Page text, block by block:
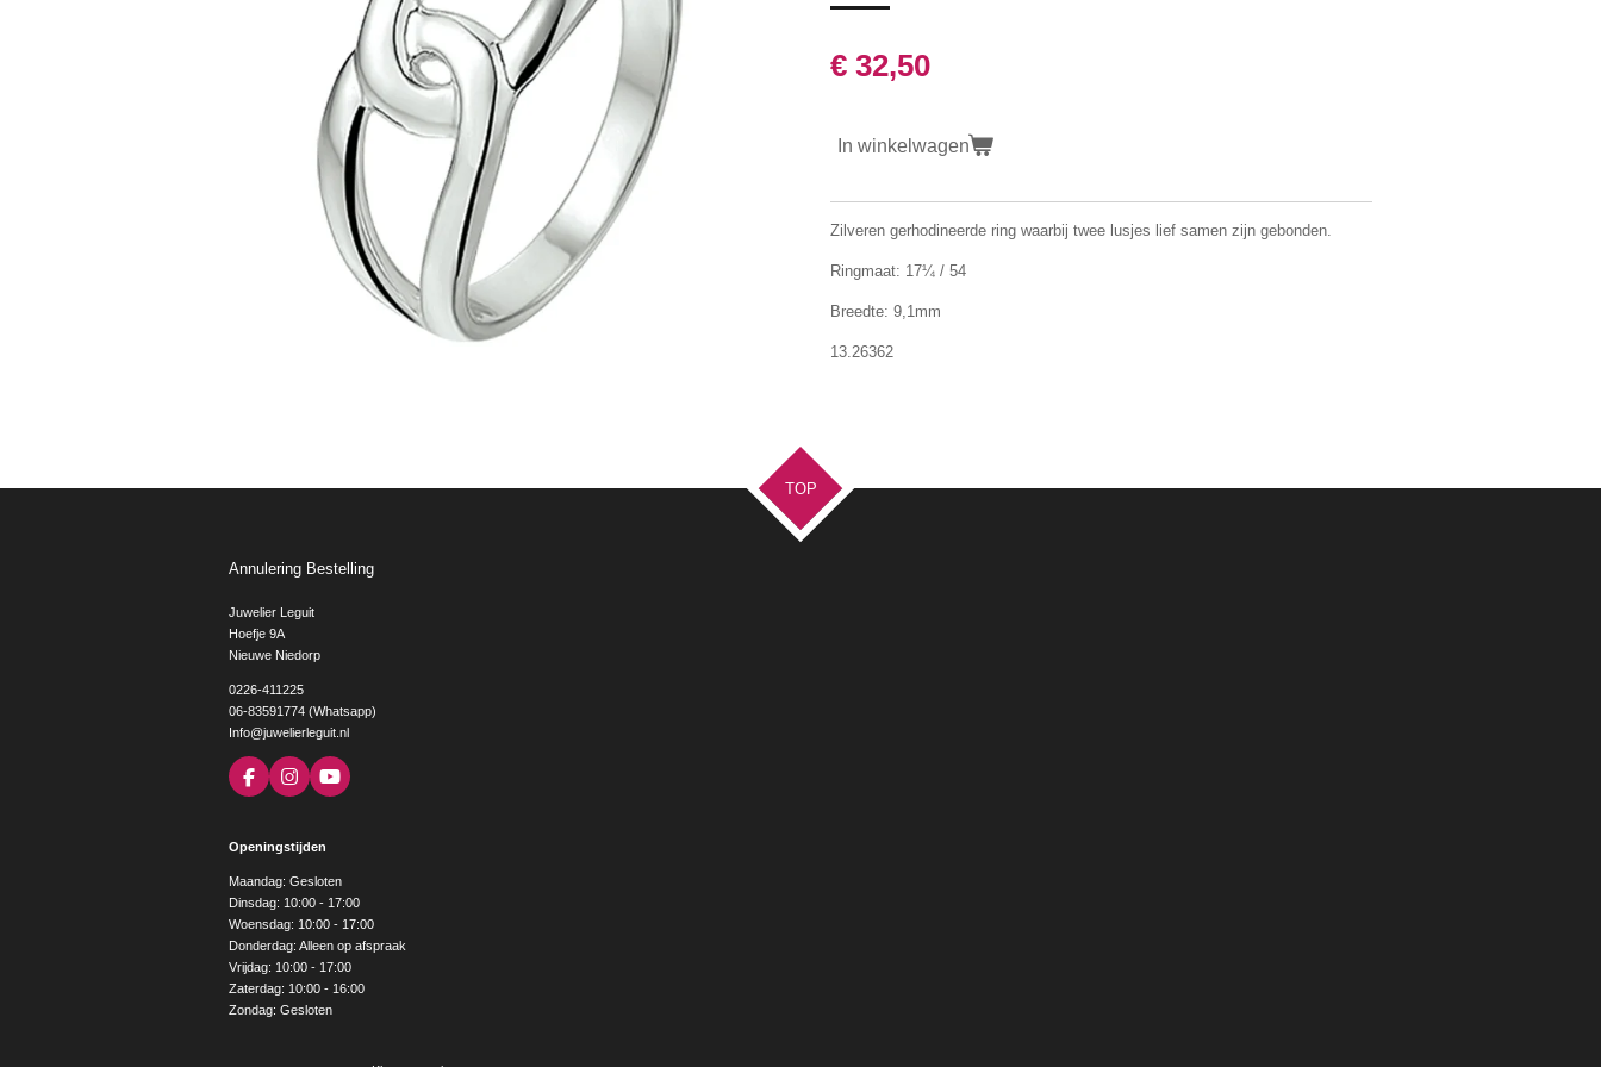
€ 32,50
In winkelwagen
Zilveren gerhodineerde ring waarbij twee lusjes lief samen zijn gebonden.
Ringmaat: 17¼ / 54
Breedte: 9,1mm
13.26362
TOP
Annulering Bestelling
Juwelier Leguit
Hoefje 9A
Nieuwe Niedorp
0226-411225
06-83591774 (Whatsapp)
Info@juwelierleguit.nl
F
a
b
o
k
I
n
a
g
r
a
m
Y
o
e
Openingstijden
Maandag: Gesloten
Dinsdag: 10:00 - 17:00
Woensdag: 10:00 - 17:00
Donderdag: Alleen op afspraak
Vrijdag: 10:00 - 17:00
Zaterdag: 10:00 - 16:00
Zondag: Gesloten